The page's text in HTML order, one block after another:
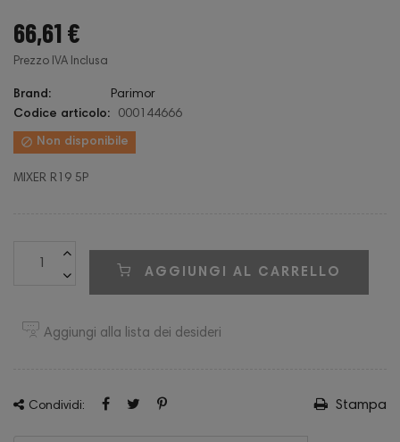
66,61 €
Prezzo IVA Inclusa
Brand:
Parimor
Codice articolo:
000144666
 Non disponibile
MIXER R19 5P
AGGIUNGI AL CARRELLO
Aggiungi alla lista dei desideri
Condividi: Stampa